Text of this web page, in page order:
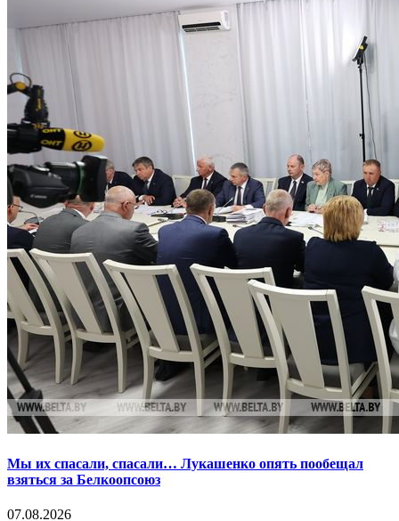
Мы их спасали, спасали… Лукашенко опять пообещал
взяться за Белкоопсоюз
07.08.2026